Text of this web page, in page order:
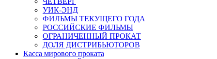
УИК-ЭНД
ФИЛЬМЫ ТЕКУЩЕГО ГОДА
РОССИЙСКИЕ ФИЛЬМЫ
ОГРАНИЧЕННЫЙ ПРОКАТ
ДОЛЯ ДИСТРИБЬЮТОРОВ
Касса мирового проката